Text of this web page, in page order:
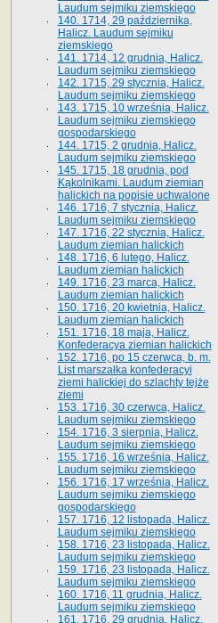
Laudum sejmiku ziemskiego
140. 1714, 29 października,
Halicz. Laudum sejmiku
ziemskiego
141. 1714, 12 grudnia, Halicz.
Laudum sejmiku ziemskiego
142. 1715, 29 stycznia, Halicz.
Laudum sejmiku ziemskiego
143. 1715, 10 września, Halicz.
Laudum sejmiku ziemskiego
gospodarskiego
144. 1715, 2 grudnia, Halicz.
Laudum sejmiku ziemskiego
145. 1715, 18 grudnia, pod
Kąkolnikami. Laudum ziemian
halickich na popisie uchwalone
146. 1716, 7 stycznia, Halicz.
Laudum sejmiku ziemskiego
147. 1716, 22 stycznia, Halicz.
Laudum ziemian halickich
148. 1716, 6 lutego, Halicz.
Laudum ziemian halickich
149. 1716, 23 marca, Halicz.
Laudum ziemian halickich
150. 1716, 20 kwietnia, Halicz.
Laudum ziemian halickich
151. 1716, 18 maja, Halicz.
Konfederacya ziemian halickich
152. 1716, po 15 czerwca, b. m.
List marszałka konfederacyi
ziemi halickiej do szlachty tejże
ziemi
153. 1716, 30 czerwca, Halicz.
Laudum sejmiku ziemskiego
154. 1716, 3 sierpnia, Halicz.
Laudum sejmiku ziemskiego
155. 1716, 16 września, Halicz.
Laudum sejmiku ziemskiego
156. 1716, 17 września, Halicz.
Laudum sejmiku ziemskiego
gospodarskiego
157. 1716, 12 listopada, Halicz.
Laudum sejmiku ziemskiego
158. 1716, 23 listopada, Halicz.
Laudum sejmiku ziemskiego
159. 1716, 23 listopada, Halicz.
Laudum sejmiku ziemskiego
160. 1716, 11 grudnia, Halicz.
Laudum sejmiku ziemskiego
161. 1716, 29 grudnia, Halicz.